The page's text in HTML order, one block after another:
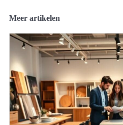
Meer artikelen